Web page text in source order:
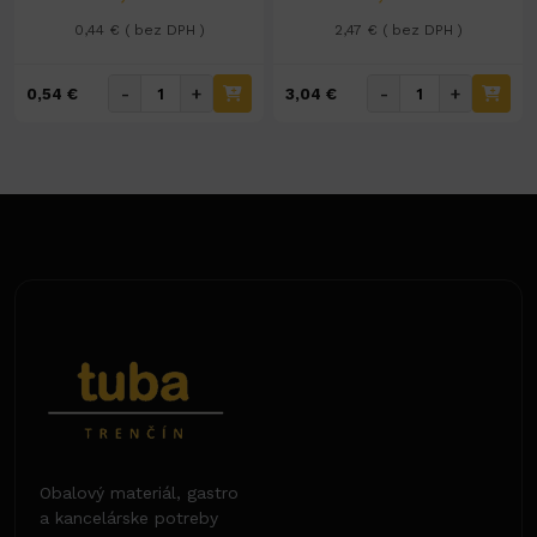
0,44 € ( bez DPH )
0,54 € - +
2,47 € ( bez DPH )
3,04 € - +
Obalový materiál, gastro
a kancelárske potreby